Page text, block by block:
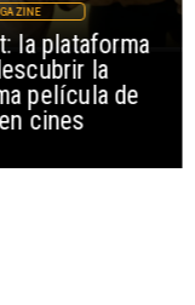
la plataforma
la
película de
cines